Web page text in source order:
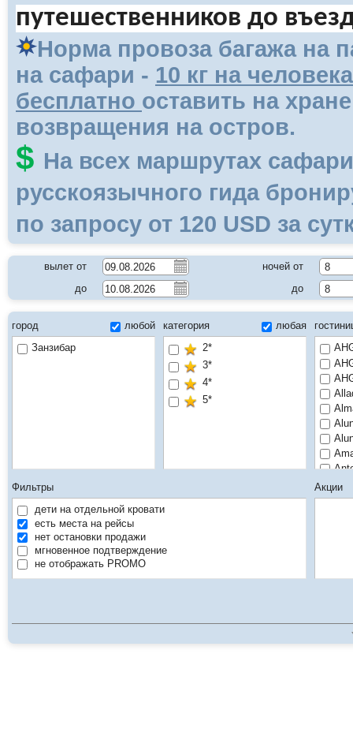
путешественников до
Норма провоза багажа на
на сафари - 10 кг на человека
бесплатно оставить на
возвращения на остров.
$ На всех маршрутах
русскоязычного гида
по запросу от 120 USD за
вылет от ночей от
8
до
до 8
город
любой
Занзибар
категория
любая
2*
3*
4*
5*
B4
Фильтры
дети на отдельной кровати
есть места на рейсы
нет остановки продажи
мгновенное подтверждение
не отображать PROMO
Акции